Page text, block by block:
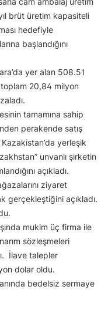
yıl brüt üretim kapasiteli
hedefiyle
başlandığını
yer alan 508.51
toplam 20,84 milyon
tamamına sahip
perakende satış
yerleşik
unvanlı şirketin
açıkladı.
ziyaret
gerçekleştiğini açıkladı.
mukim üç firma ile
sözleşmeleri
İlave talepler
dolar oldu.
bedelsiz sermaye